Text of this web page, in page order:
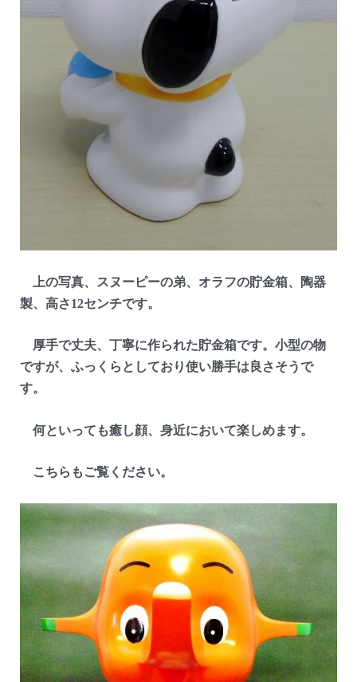
上の写真、スヌーピーの弟、オラフの貯金箱、陶器
製、高さ12センチです。
厚手で丈夫、丁寧に作られた貯金箱です。小型の物
ですが、ふっくらとしており使い勝手は良さそうで
す。
何といっても癒し顔、身近において楽しめます。
こちらもご覧ください。